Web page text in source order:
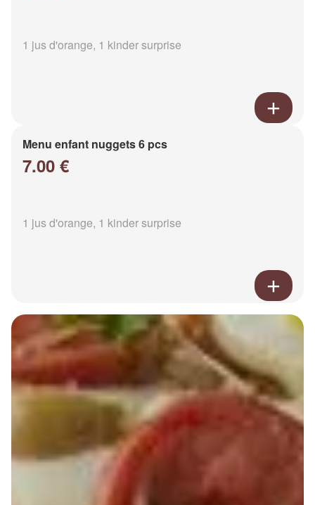
1 jus d'orange, 1 kinder surprise
Menu enfant nuggets 6 pcs
7.00 €
1 jus d'orange, 1 kinder surprise